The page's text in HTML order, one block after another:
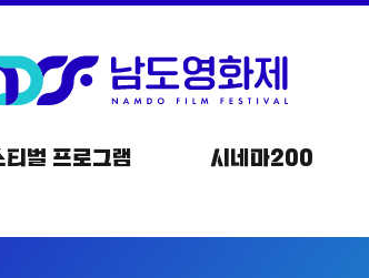
영화제
티벌 프로그램 시네마200
전체